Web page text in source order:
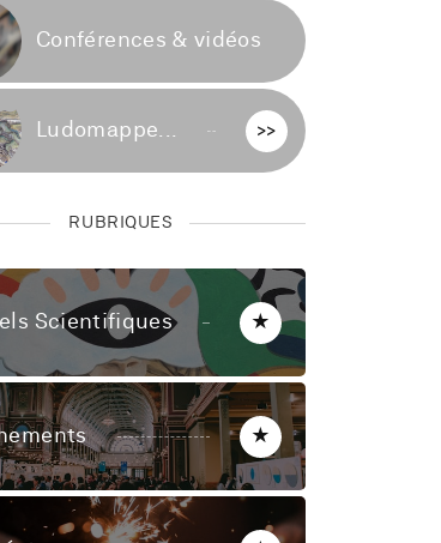
Conférences & vidéos
Ludomappe... >>
RUBRIQUES
Scientifiques ★
★